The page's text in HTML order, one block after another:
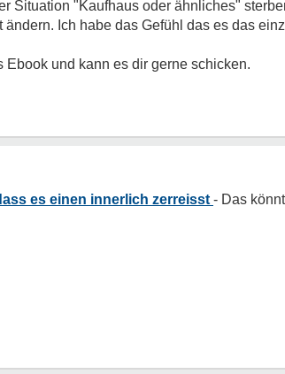
Situation "Kaufhaus oder ähnliches"
Ich habe das Gefühl das es das
Ebook und kann es dir gerne schicken.
es einen innerlich zerreisst